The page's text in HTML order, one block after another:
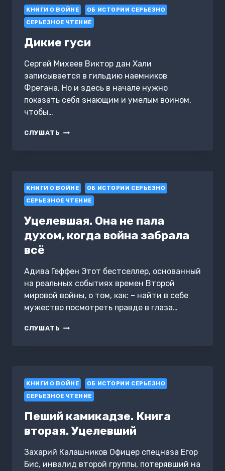
ДИКТАТУРЫ
ПРОЛЕТАРИАТА
КНИГИ О ВОЙНЕ
ОБ ИСТОРИИ СЕРЬЕЗНО
СЕРЬЕЗНОЕ ЧТЕНИЕ
Дикие гуси
Сергей Михеев Виктор дан Хали
записывается в гильдию наемников
Фрегана. Но и здесь в начале нужно
показать себя знающим и умелым воином,
чтобы…
СЛУШАТЬ ДИКИЕ
КНИГИ О ВОЙНЕ
ОБ ИСТОРИИ СЕРЬЕЗНО
СЕРЬЕЗНОЕ ЧТЕНИЕ
Уцелевшая. Она не пала
духом, когда война забрала
всё
Адива Геффен Этот бестселлер, основанный
на реальных событиях времен Второй
мировой войны, о том, как: – найти в себе
мужество посмотреть правде в глаза…
СЛУШАТЬ УЦЕЛЕВШАЯ.
ВОЙНА
ЗАБРАЛА
ВСЁ
КНИГИ О ВОЙНЕ
ОБ ИСТОРИИ СЕРЬЕЗНО
СЕРЬЕЗНОЕ ЧТЕНИЕ
Пеший камикадзе. Книга
вторая. Уцелевший
Захарий Калашников Офицер спецназа Егор
Бис, инвалид второй группы, потерявший на